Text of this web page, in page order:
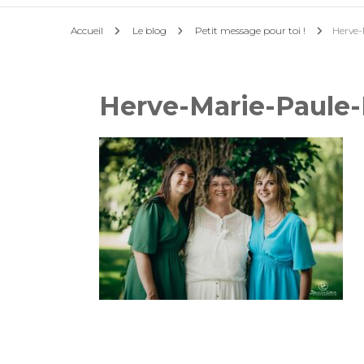
Accueil Le blog Petit message pour toi !
Herve-Marie-Paule-